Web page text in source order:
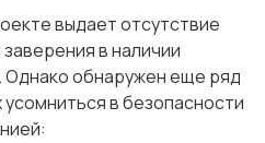
выдает отсутствие
в наличии
Однако обнаружен еще ряд
в безопасности